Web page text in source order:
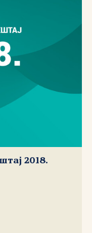
2018.